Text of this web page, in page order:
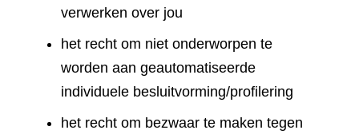
verwerken over jou
het recht om niet onderworpen te
worden aan geautomatiseerde
individuele besluitvorming/profilering
het recht om bezwaar te maken tegen